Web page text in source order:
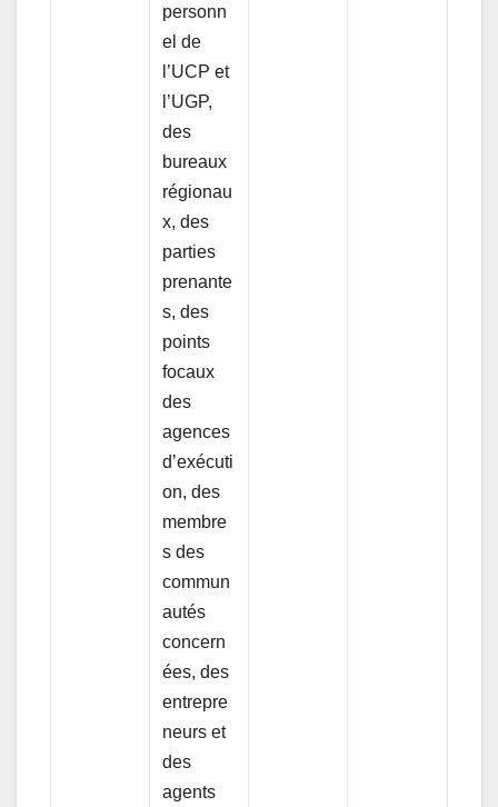
personn
el de
l’UCP et
l’UGP,
des
bureaux
régionau
x, des
parties
prenante
s, des
points
focaux
des
agences
d’exécuti
on, des
membre
s des
commun
autés
concern
ées, des
entrepre
neurs et
des
agents